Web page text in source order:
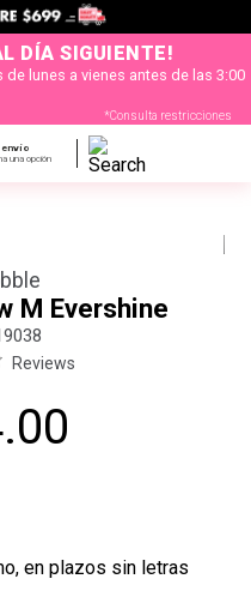
DÍA SIGUIENTE!
lunes a vienes antes de las 3:00
*Consulta restricciones
envío
una opción
M Evershine
Reviews
.00